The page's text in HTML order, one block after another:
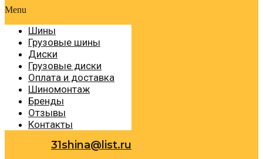
Menu
Шины
Грузовые шины
Диски
Грузовые диски
Оплата и доставка
Шиномонтаж
Бренды
Отзывы
Контакты
31shina@list.ru